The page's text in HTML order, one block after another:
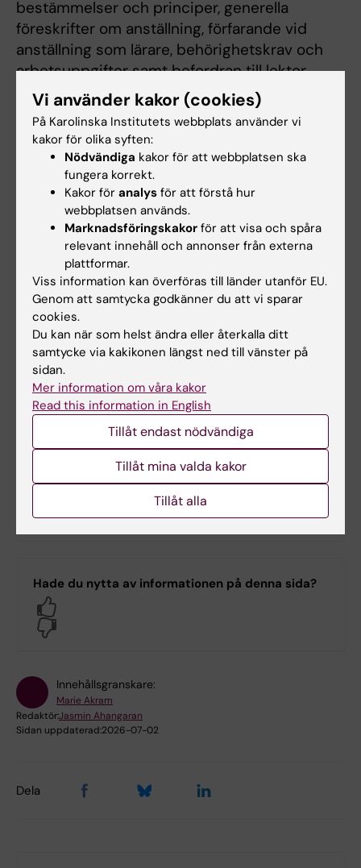
bestämmelser och principer, generella
föreskrifter om anställning, förfarande vid
anställning som lärare, behörighetskrav och
arbetsuppgifter samt befordran till lektor.
En ny anställningsordningen gäller från och
med den 1 april. Enligt den nya
anställningsordningen ges bland annat större
flexibilitet att förena läraranställningar med
kliniska anställningar inom hälso- och
sjukvården. Förutom professorer och lektorer
blir det även möjligt för assisterande lektorer,
biträdande lektorer och adjunkter inneha en
förenad anställning.
KI kan dock inte tillämpa de nya
möjligheterna förrän ett nytt kollektivavtal
hos Region Stockholm finns på plats. Mer
information kommer så snart tidplanen är
klar.
Föreskrifterna i sin helhet
Anställningsordning för lärare vid Karolinska
Institutet (PDF, 157.71 KB)
Hade du nytta av informationen på denna sida?
Innehållsgranskare:
Marie Akram
Redaktör:Jasmin Ahangaran
Sidan uppdaterad:2026-07-02
Dela
Vi använder kakor (cookies)
På Karolinska Institutets webbplats använder vi
kakor för olika syften:
Nödvändiga kakor för att webbplatsen ska
fungera korrekt.
Kakor för analys för att förstå hur
webbplatsen används.
Marknadsföringskakor för att visa och spåra
relevant innehåll och annonser från externa
plattformar.
Viss information kan överföras till länder utanför EU.
Genom att samtycka godkänner du att vi sparar
cookies.
Du kan när som helst ändra eller återkalla ditt
samtycke via kakikonen längst ned till vänster på
sidan.
Mer information om våra kakor
Read this information in English
Tillåt endast nödvändiga
Tillåt mina valda kakor
Tillåt alla